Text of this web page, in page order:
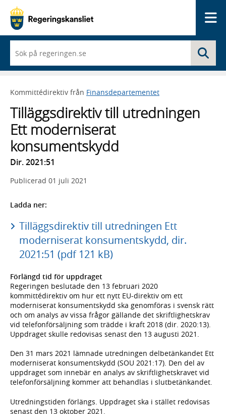
du
börjar
skriva
framträder
lista
med
sökförslag
Kommittédirektiv från Finansdepartementet
Tilläggsdirektiv till utredningen
Ett moderniserat
konsumentskydd
Dir. 2021:51
Publicerad 01 juli 2021
Ladda ner:
Tilläggsdirektiv till utredningen Ett
moderniserat konsumentskydd, dir.
2021:51 (pdf 121 kB)
Förlängd tid för uppdraget
Regeringen beslutade den 13 februari 2020
kommittédirektiv om hur ett nytt EU-direktiv om ett
moderniserat konsumentskydd ska genomföras i svensk rätt
och om analys av vissa frågor gällande det skriftlighetskrav
vid telefonförsäljning som trädde i kraft 2018 (dir. 2020:13).
Uppdraget skulle redovisas senast den 13 augusti 2021.
Den 31 mars 2021 lämnade utredningen delbetänkandet Ett
moderniserat konsumentskydd (SOU 2021:17). Den del av
uppdraget som innebär en analys av skriftlighetskravet vid
telefonförsäljning kommer att behandlas i slutbetänkandet.
Utredningstiden förlängs. Uppdraget ska i stället redovisas
senast den 13 oktober 2021.